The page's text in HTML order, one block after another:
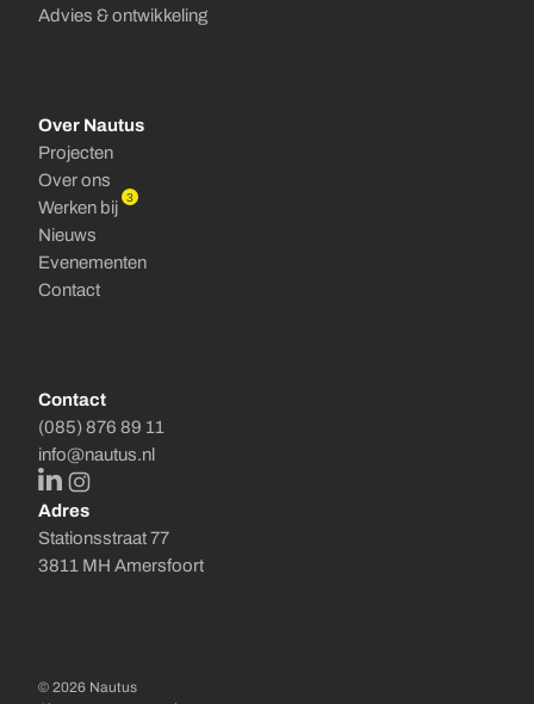
Advies & ontwikkeling
Over Nautus
Projecten
Over ons
Werken bij
3
Nieuws
Evenementen
Contact
Contact
(085) 876 89 11
info@nautus.nl
LinkedInInstagram
Adres
Stationsstraat 77
3811 MH Amersfoort
© 2026 Nautus